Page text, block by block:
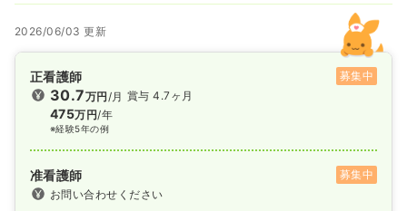
2026/06/03 更新
正看護師 募集中
30.7万円/月
475万円/年
※経験5年の例
賞与 4.7ヶ月
准看護師
募集中
お問い合わせください